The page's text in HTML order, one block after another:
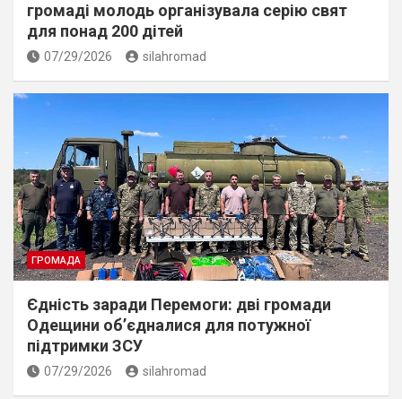
громаді молодь організувала серію свят
для понад 200 дітей
07/29/2026 silahromad
ГРОМАДА
Єдність заради Перемоги: дві громади
Одещини об’єдналися для потужної
підтримки ЗСУ
07/29/2026 silahromad